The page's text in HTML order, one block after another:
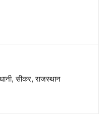
सीकर, राजस्थान